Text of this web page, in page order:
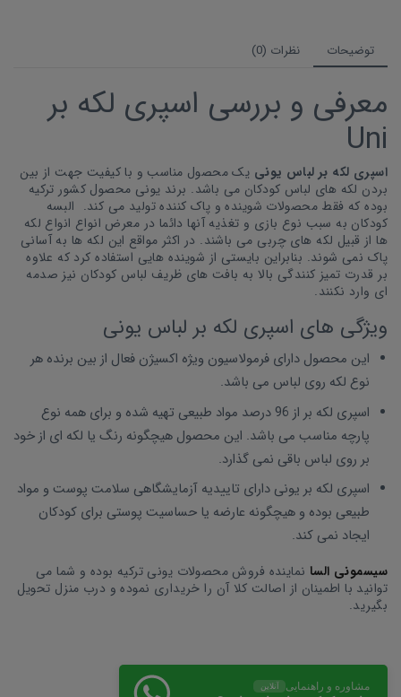
توضیحات نظرات (0)
معرفی و بررسی اسپری لکه بر
Uni
اسپری لکه بر لباس یونی یک محصول مناسب و با کیفیت جهت از بین
بردن لکه های لباس کودکان می باشد. برند یونی محصول کشور ترکیه
بوده که فقط محصولات شوینده و پاک کننده تولید می کند. البسه
کودکان به سبب نوع بازی و تغذیه آنها دائما در معرض انواع انواع لکه
ها از قبیل لکه های چربی می باشند. در اکثر مواقع این لکه ها به آسانی
پاک نمی شوند. بنابراین بایستی از شوینده هایی استفاده کرد که علاوه
بر قدرت تمیز کنندگی بالا به بافت های ظریف لباس کودکان نیز صدمه
ای وارد نکنند.
ویژگی های اسپری لکه بر لباس یونی
این محصول دارای فرمولاسیون ویژه اکسیژن فعال از بین برنده هر
نوع لکه روی لباس می باشد.
اسپری لکه بر از 96 درصد مواد طبیعی تهیه شده و برای همه نوع
پارچه مناسب می باشد. این محصول هیچگونه رنگ یا لکه ای از خود
بر روی لباس باقی نمی گذارد.
اسپری لکه بر یونی دارای تاییدیه آزمایشگاهی سلامت پوست و مواد
طبیعی بوده و هیچگونه عارضه یا حساسیت پوستی برای کودکان
ایجاد نمی کند.
سیسمونی السا نماینده فروش محصولات یونی ترکیه بوده و شما می
توانید با اطمینان از اصالت کلا آن را خریداری نموده و درب منزل تحویل
بگیرید.
مشاوره و راهنمایی آنلاین